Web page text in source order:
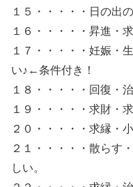
１５・・・・・日の出
１６・・・・・昇進・
１７・・・・・妊娠・
い♪←条件付き！
１８・・・・・回復・
１９・・・・・求財・
２０・・・・・求縁・
２１・・・・・散らす
しい。